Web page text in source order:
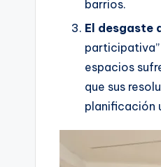
barrios.
El desgaste
espacios
que sus
planificación